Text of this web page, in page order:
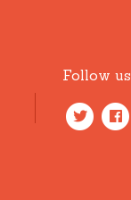
Follow us